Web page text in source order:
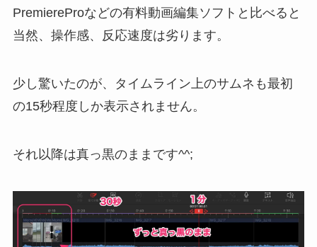
PremiereProなどの有料動画編集ソフトと比べると
当然、操作感、反応速度は劣ります。
少し驚いたのが、タイムライン上のサムネも最初
の15秒程度しか表示されません。
それ以降は真っ黒のままです^^;